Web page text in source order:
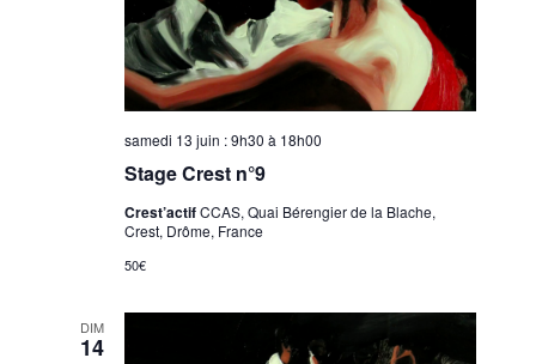
Stage Crest n°9
samedi 13 juin : 9h30 à 18h00
Crest’actifCCAS, Quai Bérengier de la Blache,
Crest, Drôme, France
50€
DIM
14